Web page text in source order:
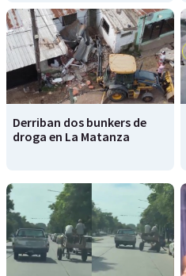
Derriban dos bunkers de
droga en La Matanza